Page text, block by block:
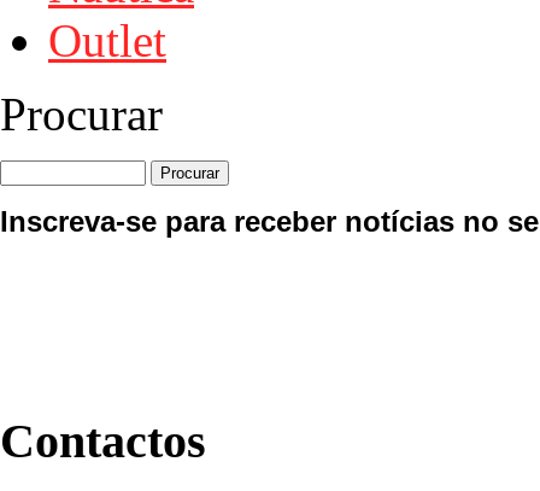
Outlet
Procurar
Inscreva-se para receber notícias no
Contactos